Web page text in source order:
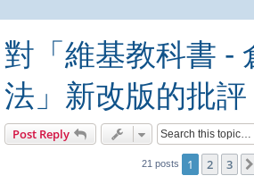
對「維基教科書 -
法」新改版的批評
Post Reply
21 posts 1 2 3